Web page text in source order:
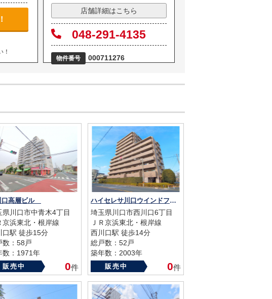
！
店舗詳細はこちら
048-291-4135
物件番号 000711276
口高層ビル
県川口市中青木4丁目
京浜東北・根岸線
口駅 徒歩15分
数：58戸
数：1971年
販売中 0件
ハイセレサ川口ウインドフロウ
埼玉県川口市西川口6丁目
ＪＲ京浜東北・根岸線
西川口駅 徒歩14分
総戸数：52戸
築年数：2003年
販売中 0件